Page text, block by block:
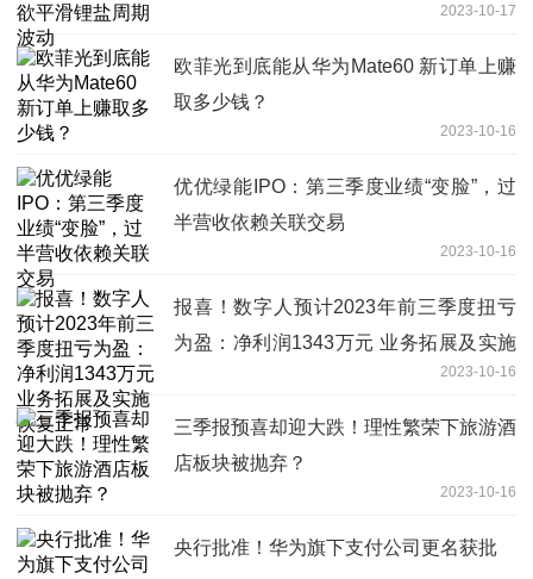
2023-10-17
欧菲光到底能从华为Mate60 新订单上赚
取多少钱？
2023-10-16
优优绿能IPO：第三季度业绩“变脸”，过
半营收依赖关联交易
2023-10-16
报喜！数字人预计2023年前三季度扭亏
为盈：净利润1343万元 业务拓展及实施
2023-10-16
三季报预喜却迎大跌！理性繁荣下旅游酒
店板块被抛弃？
2023-10-16
央行批准！华为旗下支付公司更名获批